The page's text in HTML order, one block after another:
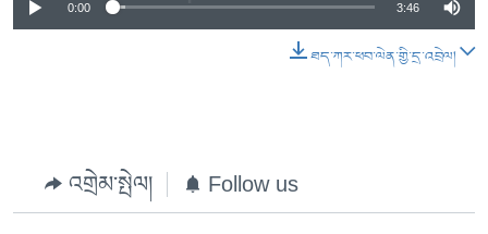
0:00 3:46
ཐད་ཀར་ཕབ་ལེན་གྱི་དྲ་འབྲེལ།
འགྲེམ་སྤེལ། Follow us